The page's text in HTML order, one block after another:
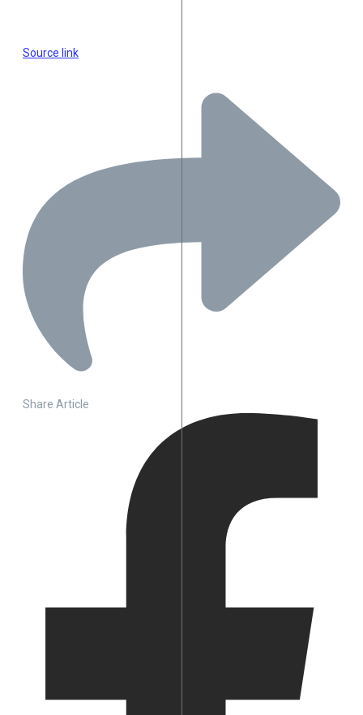
Source link
Share Article